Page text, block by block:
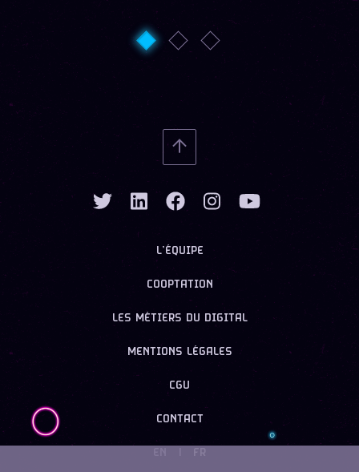
L’ÉQUIPE
COOPTATION
LES MÉTIERS DU DIGITAL
MENTIONS LÉGALES
CGU
CONTACT
FR